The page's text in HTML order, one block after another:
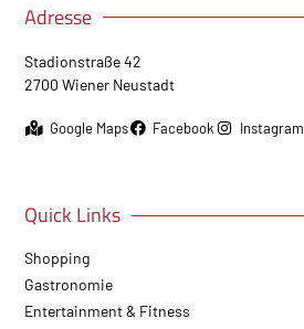
Adresse
Stadionstraße 42
2700 Wiener Neustadt
Google Maps Facebook Instagram
Quick Links
Shopping
Gastronomie
Entertainment & Fitness